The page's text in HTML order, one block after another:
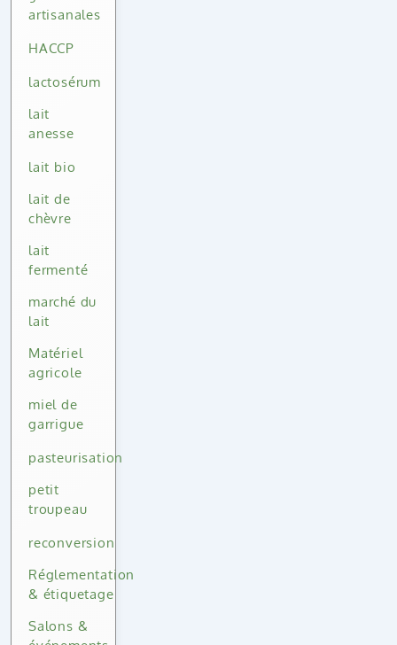
artisanales
HACCP
lactosérum
lait
anesse
lait bio
lait de
chèvre
lait
fermenté
marché du
lait
Matériel
agricole
miel de
garrigue
pasteurisation
petit
troupeau
reconversion
Réglementation
& étiquetage
Salons &